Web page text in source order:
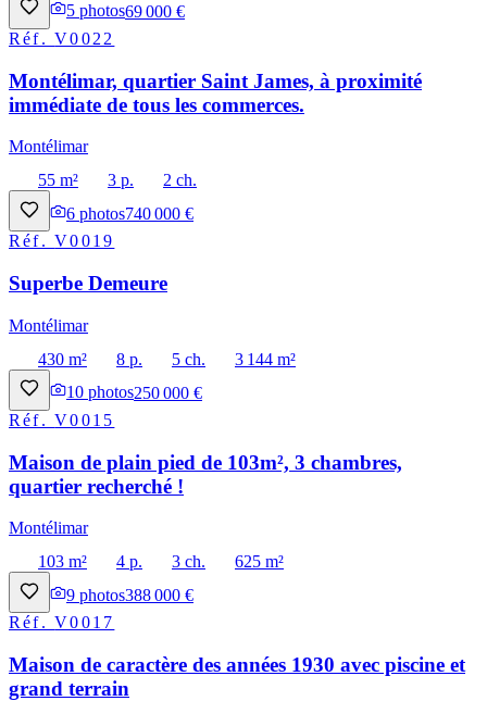
5 photos69 000 €
Réf.V0022
Montélimar, quartier Saint James, à proximité
immédiate de tous les commerces.
Montélimar
55 m²
3 p.
2 ch.
6 photos740 000 €
Réf.V0019
Superbe Demeure
Montélimar
430 m²
8 p. 5 ch.
3 144 m²
10 photos250 000 €
Réf.V0015
Maison de plain pied de 103m², 3 chambres,
quartier recherché !
Montélimar
103 m²
4 p. 3 ch.
625 m²
9 photos388 000 €
Réf.V0017
Maison de caractère des années 1930 avec piscine et
grand terrain